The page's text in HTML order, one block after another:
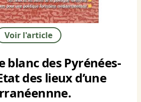
Voir l'article
blanc des Pyrénées-
des lieux d’une